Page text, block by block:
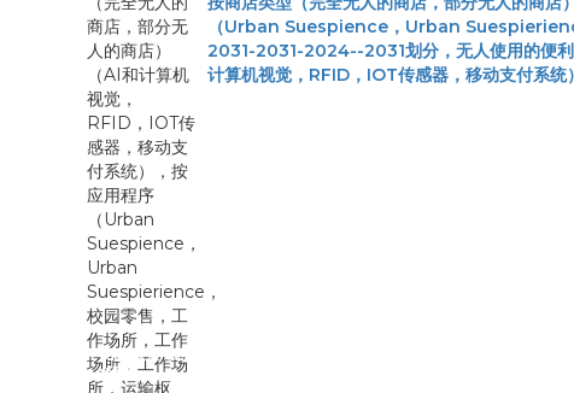
按商店类型（完
全无人...
（Urban Suespience，Urban
2031-2031-2024--2031划分，无人使用的便利
计算机视觉，RFID，IOT传感器，移动支付系统